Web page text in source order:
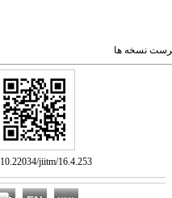
نسخه ها
‎ 10.22034/jiitm/16.4.253